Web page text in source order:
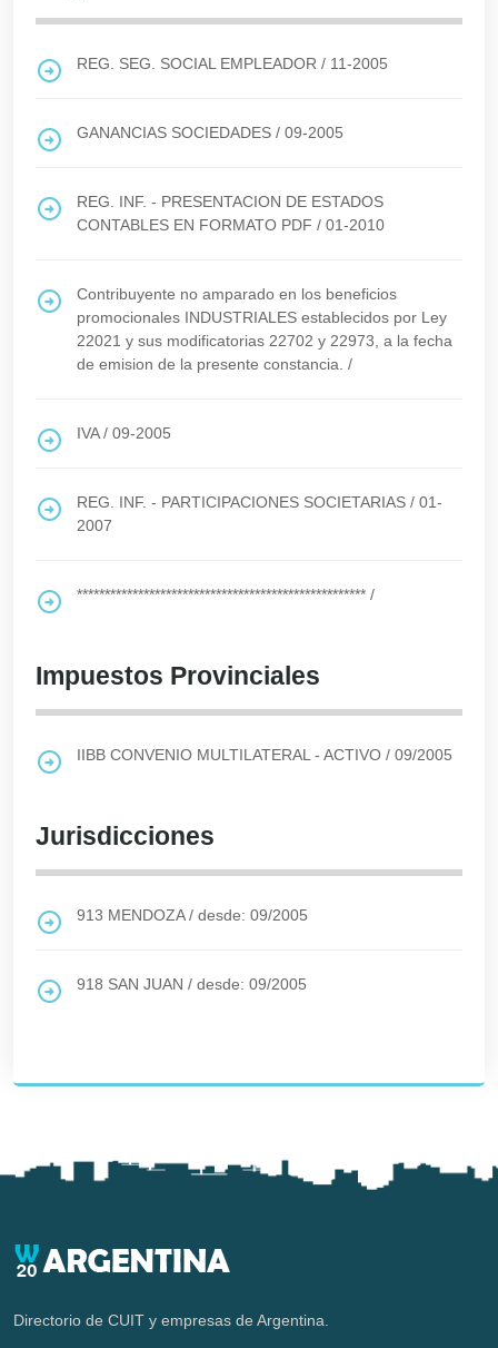
REG. SEG. SOCIAL EMPLEADOR / 11-2005
GANANCIAS SOCIEDADES / 09-2005
REG. INF. - PRESENTACION DE ESTADOS
CONTABLES EN FORMATO PDF / 01-2010
Contribuyente no amparado en los beneficios
promocionales INDUSTRIALES establecidos por Ley
22021 y sus modificatorias 22702 y 22973, a la fecha
de emision de la presente constancia. /
IVA/ 09-2005
REG. INF. - PARTICIPACIONES SOCIETARIAS / 01-
2007
**************************************************** /
Impuestos Provinciales
IIBB CONVENIO MULTILATERAL - ACTIVO / 09/2005
Jurisdicciones
913 MENDOZA/ desde: 09/2005
918 SAN JUAN / desde: 09/2005
Directorio de CUIT y empresas de Argentina.